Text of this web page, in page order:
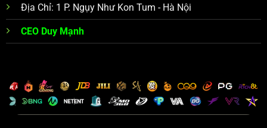
Địa Chỉ: 1 P. Ngụy Như Kon Tum - Hà Nội
CEO Duy Mạnh